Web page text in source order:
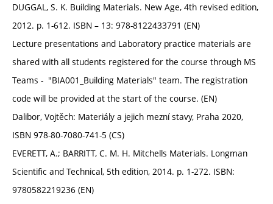
DUGGAL, S. K. Building Materials. New Age, 4th revised edition,
2012. p. 1-612. ISBN – 13: 978-8122433791 (EN)
Lecture presentations and Laboratory practice materials are
shared with all students registered for the course through MS
Teams - "BIA001_Building Materials" team. The registration
code will be provided at the start of the course. (EN)
Dalibor, Vojtěch: Materiály a jejich mezní stavy, Praha 2020,
ISBN 978-80-7080-741-5 (CS)
EVERETT, A.; BARRITT, C. M. H. Mitchells Materials. Longman
Scientific and Technical, 5th edition, 2014. p. 1-272. ISBN:
9780582219236 (EN)